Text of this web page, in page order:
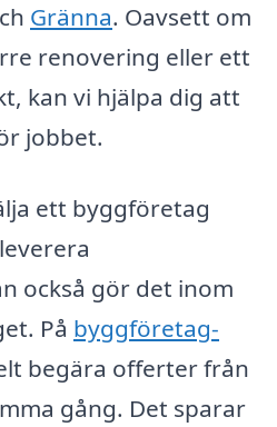
Gränna. Oavsett om
renovering eller ett
kan vi hjälpa dig att
jobbet.
ett byggföretag
också gör det inom
På byggföretag-
begära offerter från
gång. Det sparar